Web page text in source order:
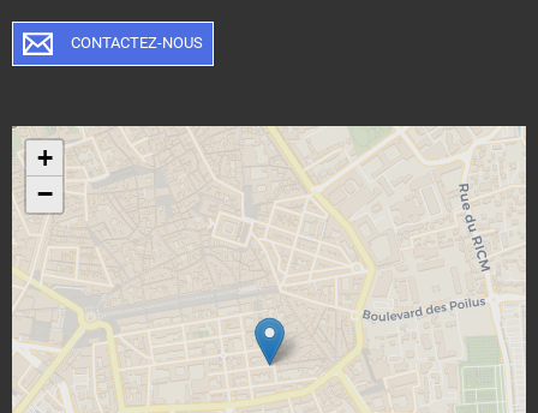
CONTACTEZ-NOUS
+
−